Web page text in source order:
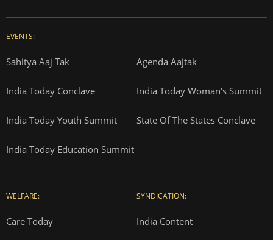
EVENTS:
Sahitya Aaj Tak Agenda Aajtak
India Today Conclave India Today Woman's Summit
India Today Youth Summit State Of The States Conclave
India Today Education Summit
WELFARE:
Care Today
SYNDICATION:
India Content